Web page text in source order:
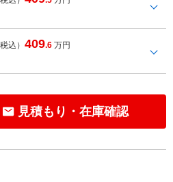
込）409.6 万円
見積もり・在庫確認